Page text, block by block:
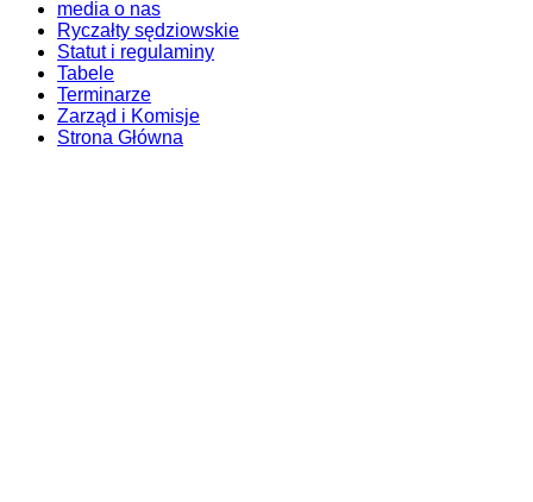
media o nas
Ryczałty sędziowskie
Statut i regulaminy
Tabele
Terminarze
Zarząd i Komisje
Strona Główna